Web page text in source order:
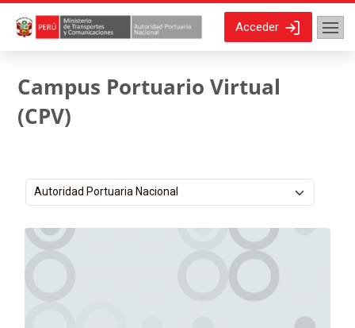
Acceder
Campus Portuario Virtual
(CPV)